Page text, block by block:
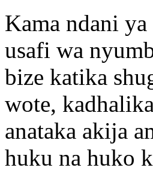
Kama ndani
usafi wa
bize katika
wote,
anataka akija
huku na huko